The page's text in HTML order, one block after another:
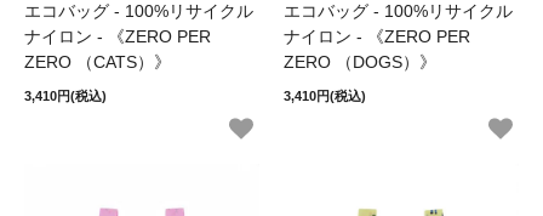
エコバッグ - 100%リサイクル
ナイロン - 《ZERO PER
ZERO （CATS）》
3,410円(税込)
エコバッグ - 100%リサイクル
ナイロン - 《ZERO PER
ZERO （DOGS）》
3,410円(税込)